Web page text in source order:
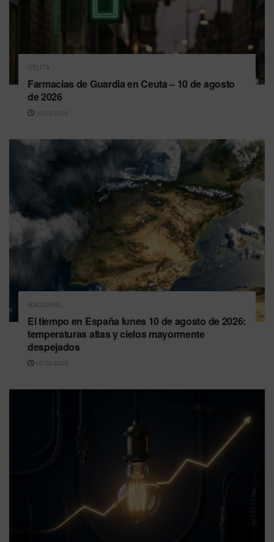
CEUTA
Farmacias de Guardia en Ceuta – 10 de agosto
de 2026
10/08/2026
NACIONAL
El tiempo en España lunes 10 de agosto de 2026:
temperaturas altas y cielos mayormente
despejados
10/08/2026